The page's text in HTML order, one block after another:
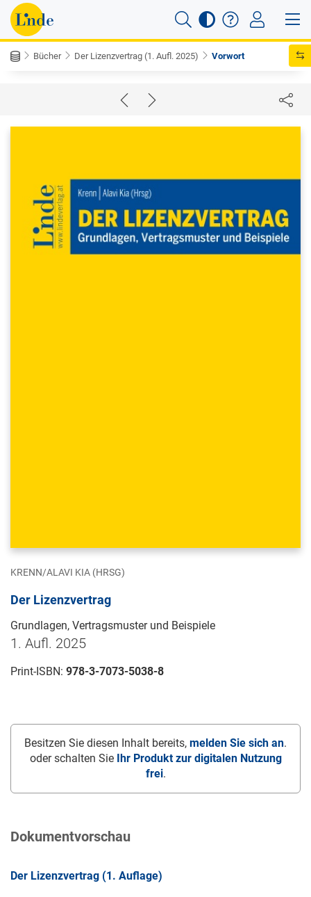
Bücher Der Lizenzvertrag (1. Aufl. 2025) Vorwort
KRENN/ALAVI KIA (HRSG)
Der Lizenzvertrag
Grundlagen, Vertragsmuster und Beispiele
1. Aufl. 2025
Print-ISBN: 978-3-7073-5038-8
Besitzen Sie diesen Inhalt bereits, melden Sie sich an.
oder schalten Sie Ihr Produkt zur digitalen Nutzung
frei.
Dokumentvorschau
Der Lizenzvertrag (1. Auflage)